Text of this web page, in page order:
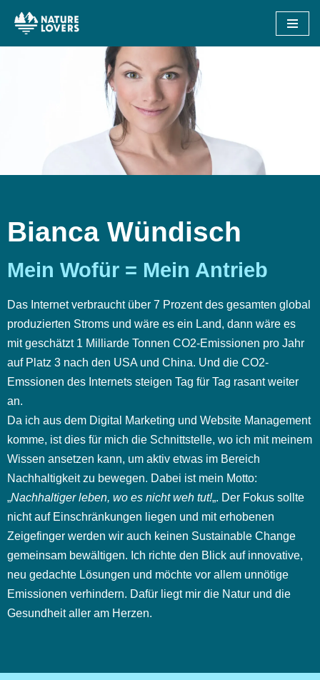
Bianca Wündisch
Mein Wofür = Mein Antrieb
Das Internet verbraucht über 7 Prozent des gesamten global
produzierten Stroms und wäre es ein Land, dann wäre es
mit geschätzt 1 Milliarde Tonnen CO2-Emissionen pro Jahr
auf Platz 3 nach den USA und China. Und die CO2-
Emssionen des Internets steigen Tag für Tag rasant weiter
an.
Da ich aus dem Digital Marketing und Website Management
komme, ist dies für mich die Schnittstelle, wo ich mit meinem
Wissen ansetzen kann, um aktiv etwas im Bereich
Nachhaltigkeit zu bewegen. Dabei ist mein Motto:
„Nachhaltiger leben, wo es nicht weh tut!„. Der Fokus sollte
nicht auf Einschränkungen liegen und mit erhobenen
Zeigefinger werden wir auch keinen Sustainable Change
gemeinsam bewältigen. Ich richte den Blick auf innovative,
neu gedachte Lösungen und möchte vor allem unnötige
Emissionen verhindern. Dafür liegt mir die Natur und die
Gesundheit aller am Herzen.